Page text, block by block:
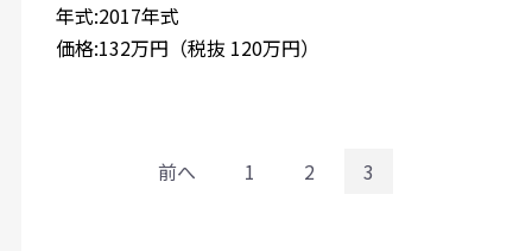
年式:2017年式
価格:132万円（税抜 120万円）
前へ 1 2 3